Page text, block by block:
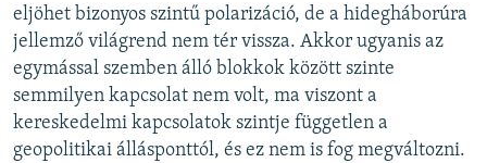
eljöhet bizonyos szintű polarizáció, de a hidegháborúra
jellemző világrend nem tér vissza. Akkor ugyanis az
egymással szemben álló blokkok között szinte
semmilyen kapcsolat nem volt, ma viszont a
kereskedelmi kapcsolatok szintje független a
geopolitikai állásponttól, és ez nem is fog megváltozni.